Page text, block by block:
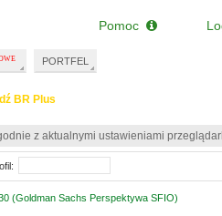
BR Plus
z aktualnymi ustawieniami
(Goldman Sachs Perspektywa SFIO)
PORTFEL
Pomoc